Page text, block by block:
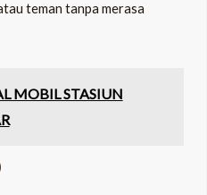
teman tanpa merasa
MOBIL STASIUN